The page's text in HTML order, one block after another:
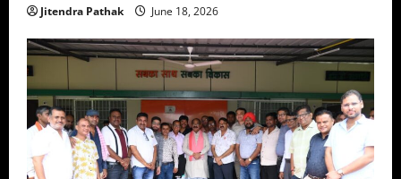
Jitendra Pathak June 18, 2026